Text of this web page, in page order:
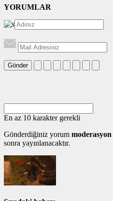
YORUMLAR
Gönder
En az 10 karakter gerekli
Gönderdiğiniz yorum moderasyon
sonra yayınlanacaktır.